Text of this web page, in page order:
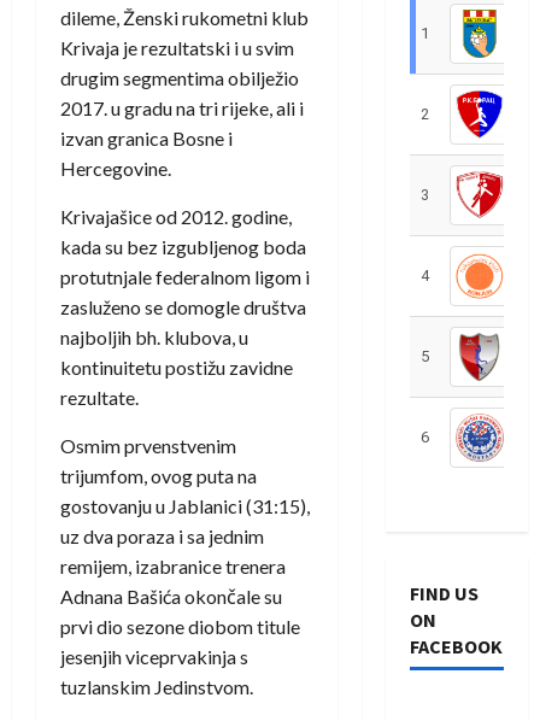
dileme, Ženski rukometni klub
Krivaja je rezultatski i u svim
drugim segmentima obilježio
2017. u gradu na tri rijeke, ali i
izvan granica Bosne i
Hercegovine.
Krivajašice od 2012. godine,
kada su bez izgubljenog boda
protutnjale federalnom ligom i
zasluženo se domogle društva
najboljih bh. klubova, u
kontinuitetu postižu zavidne
rezultate.
Osmim prvenstvenim
trijumfom, ovog puta na
gostovanju u Jablanici (31:15),
uz dva poraza i sa jednim
remijem, izabranice trenera
Adnana Bašića okončale su
prvi dio sezone diobom titule
jesenjih viceprvakinja s
tuzlanskim Jedinstvom.
1
2
3
4
5
6
FIND US
ON
FACEBOOK